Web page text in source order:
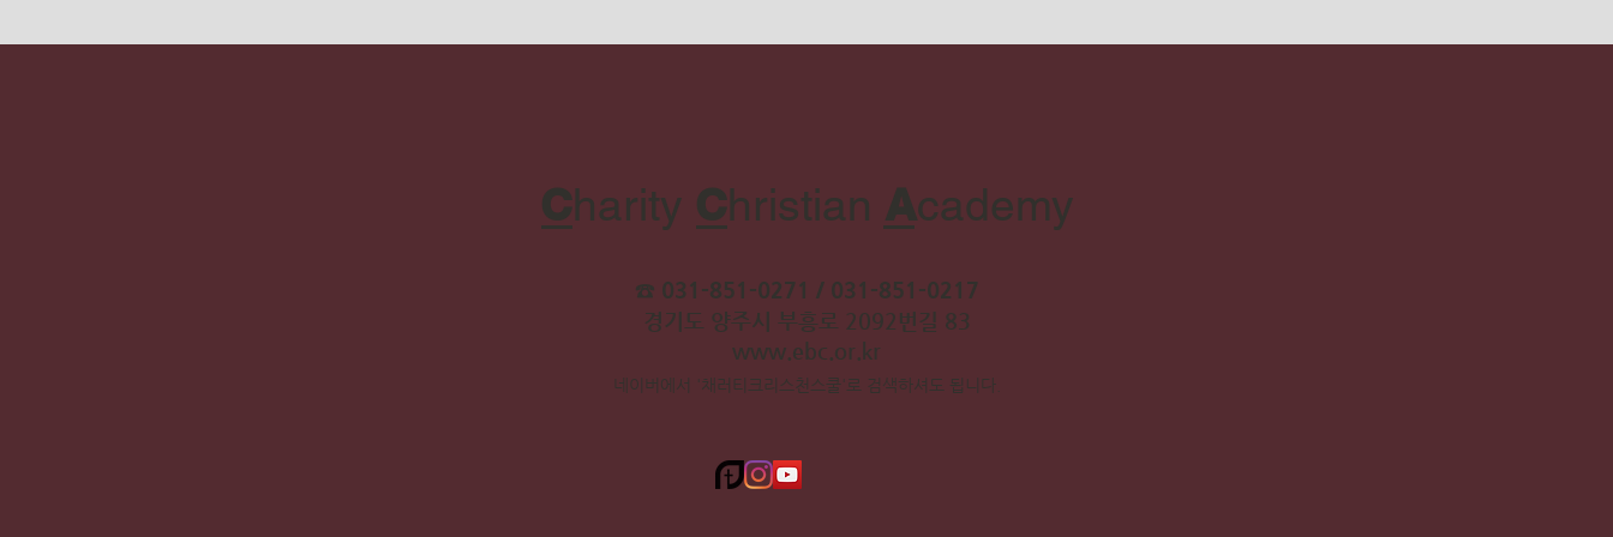
Charity Christian Academy
☎ 031-851-0271 / 031-851-0217
​경기도 양주시 부흥로 2092번길 83
www.ebc.or.kr
네이버에서 '채러티크리스천스쿨'로 검색하셔도 됩니다.